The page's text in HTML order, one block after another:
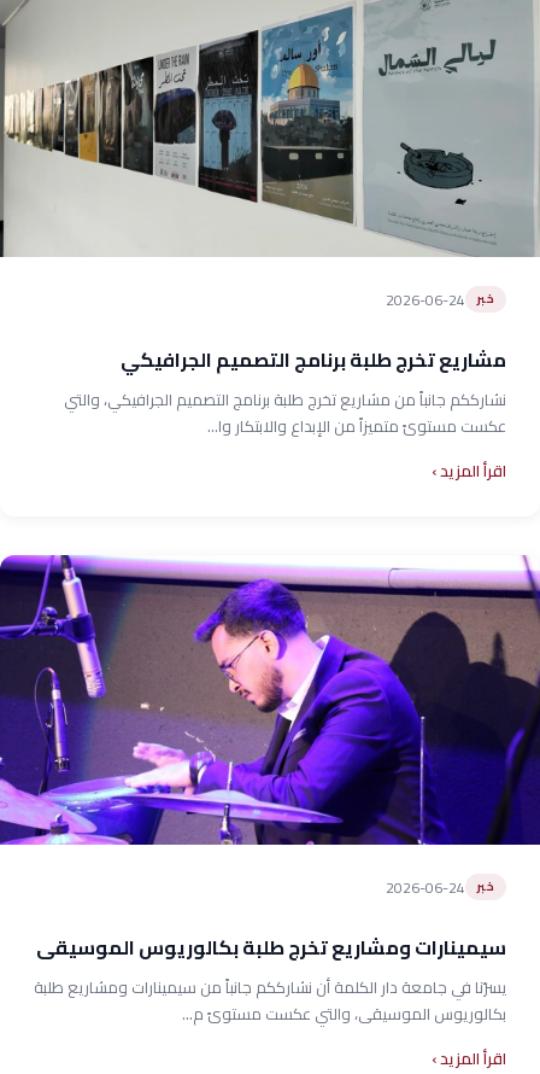
خبر 2026-06-24
مشاريع تخرج طلبة برنامج التصميم الجرافيكي
نشارككم جانباً من مشاريع تخرج طلبة برنامج التصميم الجرافيكي، والتي
عكست مستوىً متميزاً من الإبداع والابتكار وا...
اقرأ المزيد
خبر 2026-06-24
سيمينارات ومشاريع تخرج طلبة بكالوريوس الموسيقى
يسرّنا في جامعة دار الكلمة أن نشارككم جانباً من سيمينارات ومشاريع طلبة
بكالوريوس الموسيقى، والتي عكست مستوىً م...
اقرأ المزيد